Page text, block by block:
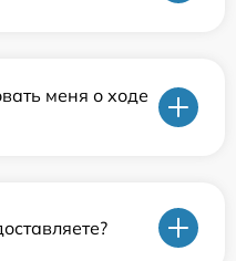
меня о ходе